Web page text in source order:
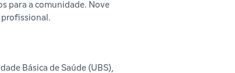
para a comunidade. Nove
profissional.
Básica de Saúde (UBS),